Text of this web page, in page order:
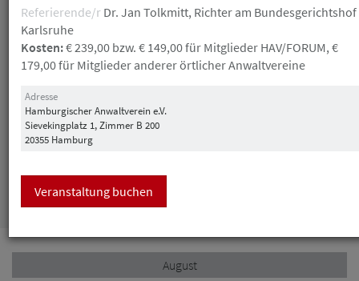
Datum
Referierende/r Dr. Jan Tolkmitt, Richter am Bundesgerichtshof
Karlsruhe
Kosten:€ 239,00 bzw. € 149,00 für Mitglieder HAV/FORUM, €
179,00 für Mitglieder anderer örtlicher Anwaltvereine
Adresse
Hamburgischer Anwaltverein e.V.
Sievekingplatz 1, Zimmer B 200
20355 Hamburg
Veranstaltung buchen
August